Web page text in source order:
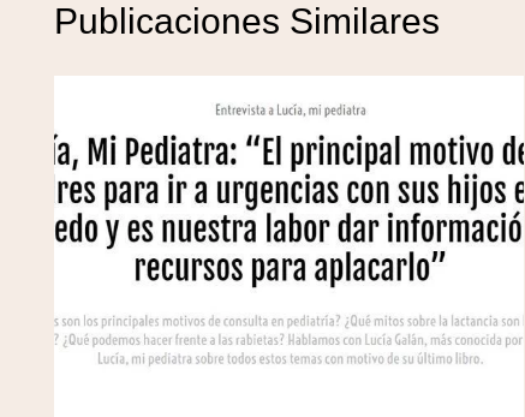
Publicaciones Similares